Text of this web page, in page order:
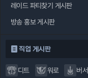
레이드 파티찾기 게시판
방송 홍보 게시판
직업 게시판
디트 워로
버서